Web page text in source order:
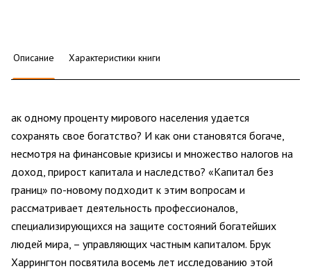
Описание Характеристики книги
ак одному проценту мирового населения удается
сохранять свое богатство? И как они становятся богаче,
несмотря на финансовые кризисы и множество налогов на
доход, прирост капитала и наследство? «Капитал без
границ» по-новому подходит к этим вопросам и
рассматривает деятельность профессионалов,
специализирующихся на защите состояний богатейших
людей мира, – управляющих частным капиталом. Брук
Харрингтон посвятила восемь лет исследованию этой